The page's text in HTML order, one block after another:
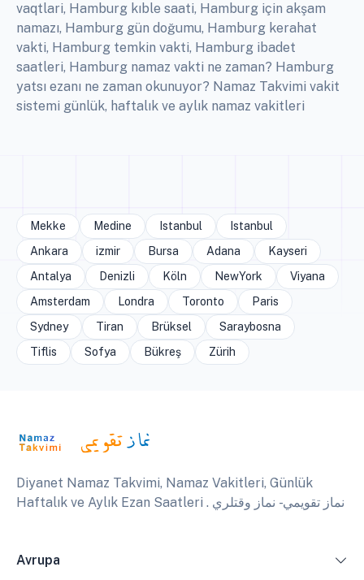
vaqtlari, Hamburg kıble saati, Hamburg için akşam
namazı, Hamburg gün doğumu, Hamburg kerahat
vakti, Hamburg temkin vakti, Hamburg ibadet
saatleri, Hamburg namaz vakti ne zaman? Hamburg
yatsı ezanı ne zaman okunuyor? Namaz Takvimi vakit
sistemi günlük, haftalık ve aylık namaz vakitleri
Mekke Medine Istanbul
Istanbul
Ankara
izmir Bursa Adana
Kayseri
Antalya
Denizli Köln NewYork
Viyana
Amsterdam
Londra Toronto
Paris
Sydney
Tiran Brüksel
Saraybosna
Tiflis
Sofya Bükreş Zürih
Diyanet Namaz Takvimi, Namaz Vakitleri, Günlük
Haftalık ve Aylık Ezan Saatleri . نماز تقويمي - نماز وقتلري
Avrupa